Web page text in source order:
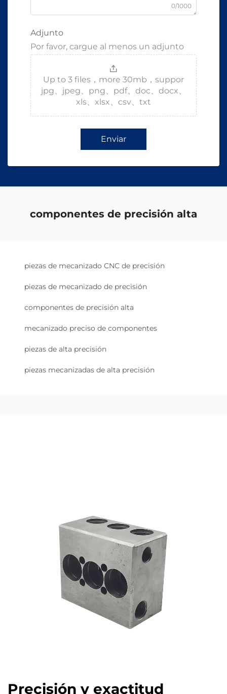
0/1000
Adjunto
Por favor, cargue al menos un adjunto
Up to 3 files，more 30mb，suppor
jpg、jpeg、png、pdf、doc、docx、
xls、xlsx、csv、txt
Enviar
componentes de precisión alta
piezas de mecanizado CNC de precisión
piezas de mecanizado de precisión
componentes de precisión alta
mecanizado preciso de componentes
piezas de alta precisión
piezas mecanizadas de alta precisión
Precisión y exactitud